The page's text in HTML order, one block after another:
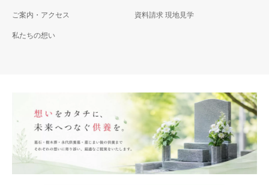
ご案内・アクセス
私たちの想い
資料請求 現地見学